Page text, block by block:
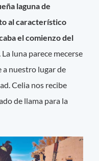
laguna de
al característico
el comienzo del
La luna parece mecerse
a nuestro lugar de
Celia nos recibe
de llama para la